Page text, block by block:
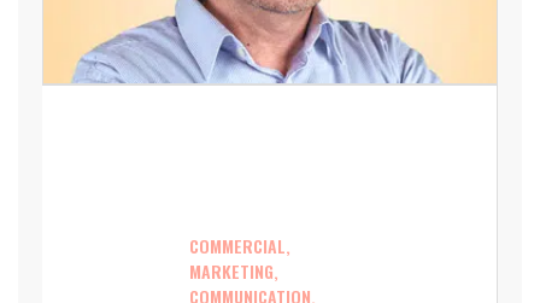
COMMERCIAL,
MARKETING,
COMMUNICATION,